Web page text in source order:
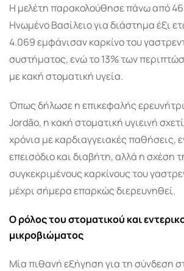
Η μελέτη παρακολούθησε πάνω από
Ηνωμένο Βασίλειο για διάστημα έξι
4.069 εμφάνισαν καρκίνο του
συστήματος, ενώ το 13% των
με κακή στοματική υγεία.
Όπως δήλωσε η επικεφαλής
Jordão, η κακή στοματική υγιεινή
χρόνια με καρδιαγγειακές παθήσεις,
επεισόδιο και διαβήτη, αλλά η σχέση
συγκεκριμένους καρκίνους του
μέχρι σήμερα επαρκώς διερευνηθεί.
Ο ρόλος του στοματικού και
μικροβιώματος
Μία πιθανή εξήγηση για τη σύνδεση